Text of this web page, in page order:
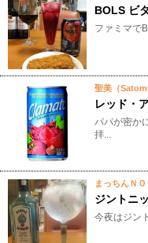
BOLS ビ
ファミマで
聖美（Satomi
レッド・
パパが密か
拝...
まっちんＮＯ
ジントニ
今夜はジン